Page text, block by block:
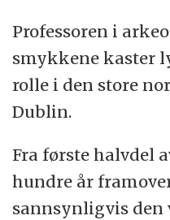
Professoren i
smykkene kaster
rolle i den store
Dublin.
Fra første halvdel
hundre år
sannsynligvis